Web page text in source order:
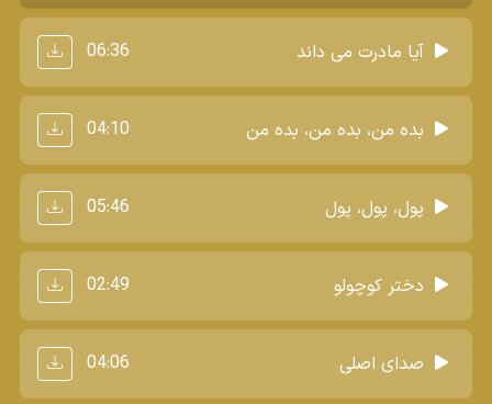
آیا مادرت می داند 06:36
بده من، بده من، بده من 04:10
پول، پول، پول 05:46
دختر کوچولو 02:49
صدای اصلی 04:06